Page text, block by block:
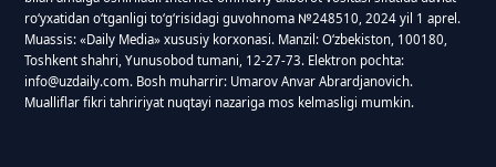
roʻyxatidan oʻtganligi toʻgʻrisidagi guvohnoma №248510, 2024 yil 1 aprel.
Muassis: «Daily Media» xususiy korxonasi. Manzil: Oʻzbekiston, 100180,
Toshkent shahri, Yunusobod tumani, 12-27-73. Elektron pochta:
info@uzdaily.com. Bosh muharrir: Umarov Anvar Abrardjanovich.
Mualliflar fikri tahririyat nuqtayi nazariga mos kelmasligi mumkin.